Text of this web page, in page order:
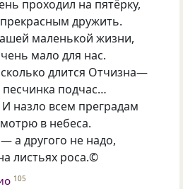
проходил на пятёрку,
дружить.
маленькой жизни,
мало для нас.
длится Отчизна—
подчас…
И назло всем преградам
в небеса.
а другого не надо,
листьях роса.©
105